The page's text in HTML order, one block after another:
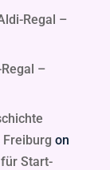
Regal –
–
on
Start-